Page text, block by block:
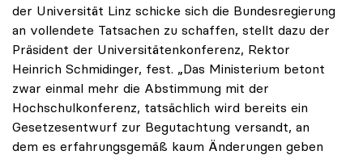
der Universität Linz schicke sich die Bundesregierung
an vollendete Tatsachen zu schaffen, stellt dazu der
Präsident der Universitätenkonferenz, Rektor
Heinrich Schmidinger, fest. „Das Ministerium betont
zwar einmal mehr die Abstimmung mit der
Hochschulkonferenz, tatsächlich wird bereits ein
Gesetzesentwurf zur Begutachtung versandt, an
dem es erfahrungsgemäß kaum Änderungen geben